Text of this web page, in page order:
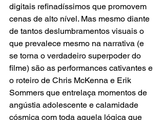
digitais refinadíssimos que promovem
cenas de alto nível. Mas mesmo diante
de tantos deslumbramentos visuais o
que prevalece mesmo na narrativa (e
se torna o verdadeiro superpoder do
filme) são as performances cativantes e
o roteiro de Chris McKenna e Erik
Sommers que entrelaça momentos de
angústia adolescente e calamidade
cósmica com toda aquela lógica que